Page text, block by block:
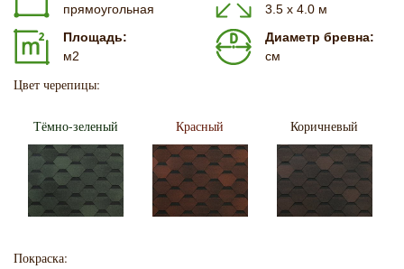
прямоугольная
3.5 х 4.0 м
Площадь:
м2
Диаметр бревна:
см
Цвет черепицы:
Тёмно-зеленый Красный Коричневый
Покраска: